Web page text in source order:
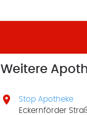
Weitere

Stop Apotheke
Eckernförder